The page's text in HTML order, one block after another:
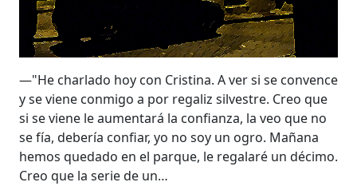
—"He charlado hoy con Cristina. A ver si se convence
y se viene conmigo a por regaliz silvestre. Creo que
si se viene le aumentará la confianza, la veo que no
se fía, debería confiar, yo no soy un ogro. Mañana
hemos quedado en el parque, le regalaré un décimo.
Creo que la serie de un…